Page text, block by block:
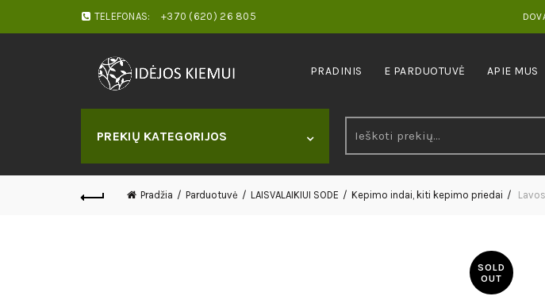
TELEFONAS: +370 (620) 26 805
PRADINIS E PARDUOTUVĖ APIE MUS
PREKIŲ KATEGORIJOS
for:
Pradžia Parduotuvė LAISVALAIKIUI SODE Kepimo indai, kiti kepimo priedai
SOLD
OUT